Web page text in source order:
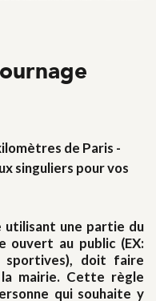
de Paris -
singuliers pour vos
utilisant une partie du
ouvert au public (EX:
sportives), doit faire
mairie. Cette règle
qui souhaite y